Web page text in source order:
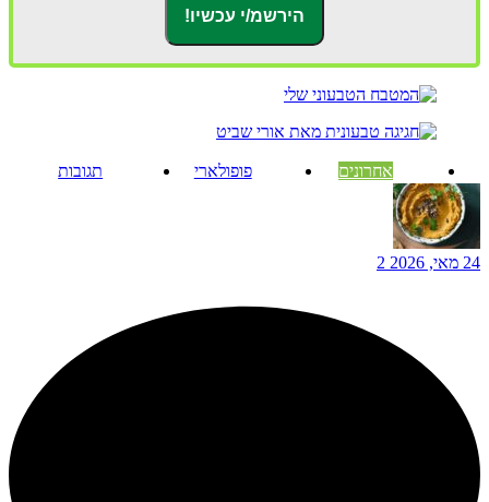
אחרונים פופולארי תגובות
24 מאי, 2026 2